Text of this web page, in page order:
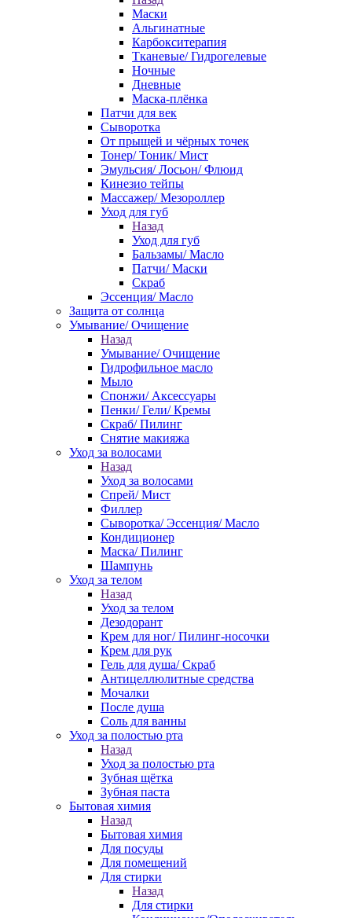
Маски
Альгинатные
Карбокситерапия
Тканевые/ Гидрогелевые
Ночные
Дневные
Маска-плёнка
Патчи для век
Сыворотка
От прыщей и чёрных точек
Тонер/ Тоник/ Мист
Эмульсия/ Лосьон/ Флюид
Кинезио тейпы
Массажер/ Мезороллер
Уход для губ
Назад
Уход для губ
Бальзамы/ Масло
Патчи/ Маски
Скраб
Эссенция/ Масло
Защита от солнца
Умывание/ Очищение
Назад
Умывание/ Очищение
Гидрофильное масло
Мыло
Спонжи/ Аксессуары
Пенки/ Гели/ Кремы
Скраб/ Пилинг
Снятие макияжа
Уход за волосами
Назад
Уход за волосами
Спрей/ Мист
Филлер
Сыворотка/ Эссенция/ Масло
Кондиционер
Маска/ Пилинг
Шампунь
Уход за телом
Назад
Уход за телом
Дезодорант
Крем для ног/ Пилинг-носочки
Крем для рук
Гель для душа/ Скраб
Антицеллюлитные средства
Мочалки
После душа
Соль для ванны
Уход за полостью рта
Назад
Уход за полостью рта
Зубная щётка
Зубная паста
Бытовая химия
Назад
Бытовая химия
Для посуды
Для помещений
Для стирки
Назад
Для стирки